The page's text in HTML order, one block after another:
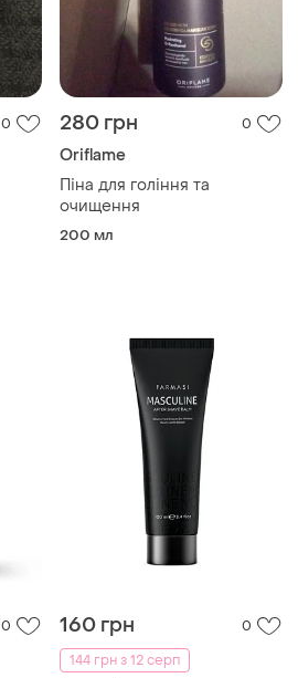
0 280 грн 0
Oriflame
Піна для гоління та
очищення
200 мл
0
160 грн
0
144 грн з 12 серп